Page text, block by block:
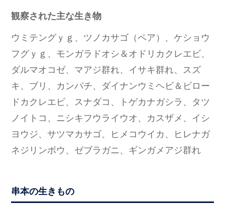
観察された主な生き物
ウミテングｙｇ、ツノカサゴ（ペア）、ケショウ
フグｙｇ、モンガラドオシ＆オドリカクレエビ、
ダルマオコゼ、マアジ群れ、イサキ群れ、スズ
キ、ブリ、カンパチ、ダイナンウミヘビ＆ビロー
ドカクレエビ、スナダコ、トゲカナガシラ、タツ
ノイトコ、ニシキフウライウオ、カスザメ、イシ
ヨウジ、サツマカサゴ、ヒメコウイカ、ヒレナガ
ネジリンボウ、ゼブラガニ、ギンガメアジ群れ
串本の生きもの